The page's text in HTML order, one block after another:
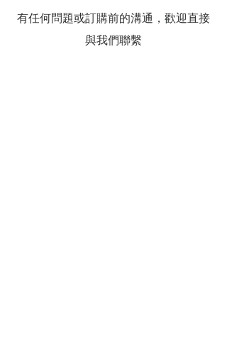
​有任何問題或訂購前的溝通，歡迎直接
與我們聯繫